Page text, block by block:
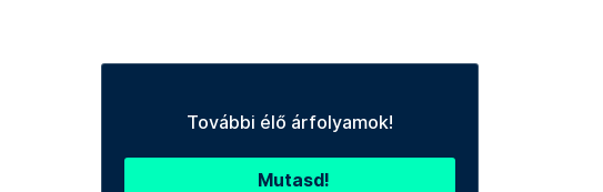
További élő árfolyamok!
Mutasd!